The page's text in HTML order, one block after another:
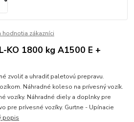
hodnotia zákazníci
KO 1800 kg A1500 E +
zvoliť a uhradiť paletovú prepravu.
Náhradné koleso na prívesný vozík.
vozíky. Náhradné diely a doplnky pre
pre prívesné vozíky. Gurtne - Upínacie
popis